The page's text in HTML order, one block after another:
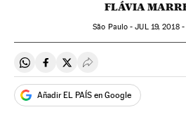
FLÁVIA
São Paulo -JUL19, 2018 -
Compartir en Whatsapp
Compartir en Facebook
Compartir en Twitter
Desplegar Redes
Añadir EL PAÍS en Google